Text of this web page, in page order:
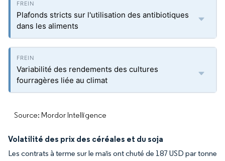
Plafonds stricts sur l'utilisation des antibiotiques
dans les aliments
Variabilité des rendements des cultures
fourragères liée au climat
Source: Mordor Intelligence
Volatilité des prix des céréales et du soja
Les contrats à terme sur le maïs ont chuté de 187 USD par tonne